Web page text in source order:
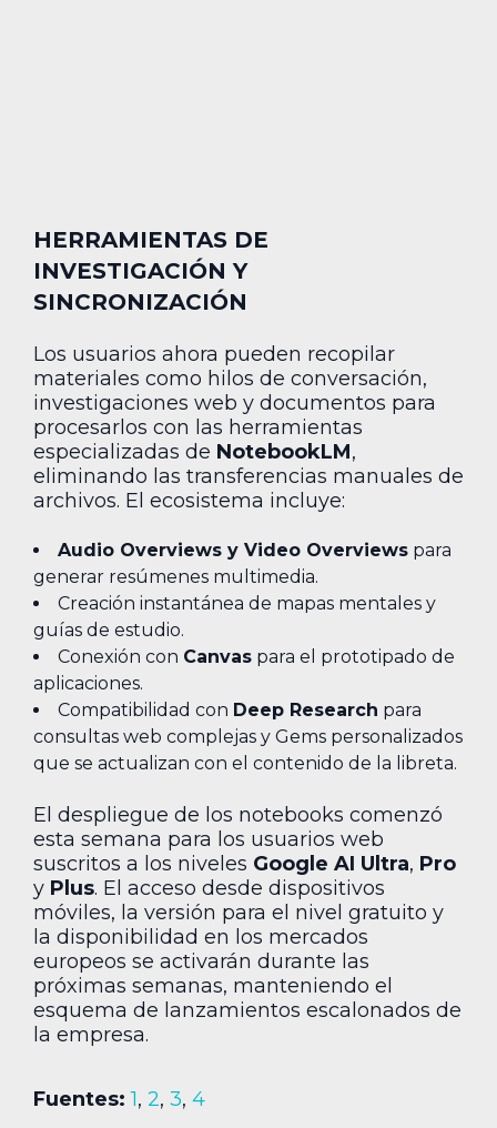
HERRAMIENTAS DE
INVESTIGACIÓN Y
SINCRONIZACIÓN
Los usuarios ahora pueden recopilar
materiales como hilos de conversación,
investigaciones web y documentos para
procesarlos con las herramientas
especializadas de NotebookLM,
eliminando las transferencias manuales de
archivos. El ecosistema incluye:
Audio Overviews y Video Overviews para
generar resúmenes multimedia.
Creación instantánea de mapas mentales y
guías de estudio.
Conexión con Canvas para el prototipado de
aplicaciones.
Compatibilidad con Deep Research para
consultas web complejas y Gems personalizados
que se actualizan con el contenido de la libreta.
El despliegue de los notebooks comenzó
esta semana para los usuarios web
suscritos a los niveles Google AI Ultra, Pro
y Plus. El acceso desde dispositivos
móviles, la versión para el nivel gratuito y
la disponibilidad en los mercados
europeos se activarán durante las
próximas semanas, manteniendo el
esquema de lanzamientos escalonados de
la empresa.
Fuentes: 1, 2, 3, 4